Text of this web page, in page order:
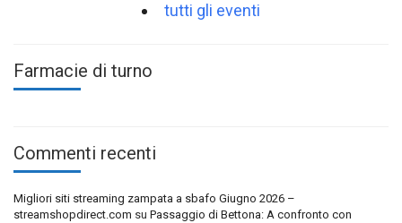
tutti gli eventi
Farmacie di turno
Commenti recenti
Migliori siti streaming zampata a sbafo Giugno 2026 –
streamshopdirect.com su Passaggio di Bettona: A confronto con